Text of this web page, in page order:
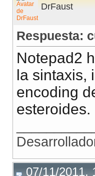
DrFaust
Respuesta:
Notepad2
la sintaxis,
encoding
esteroides.
07/11/2011,